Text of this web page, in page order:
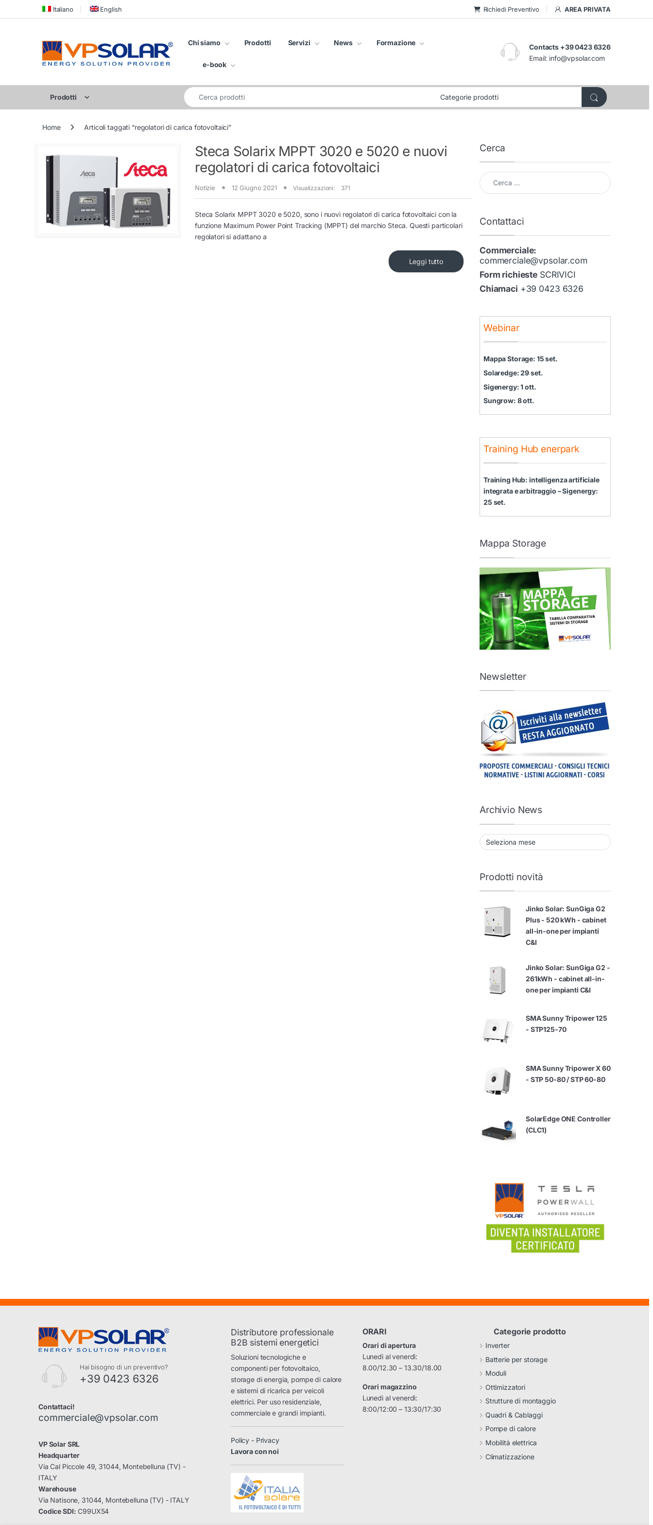
Skip to navigation
Skip to content Italiano English Richiedi Preventivo AREA PRIVATA
Chi siamo Prodotti Servizi News Formazione
e-book
Contacts +39 0423 6326
Email: info@vpsolar.com
Prodotti
Cerca per:
Home Articoli taggati “regolatori di carica fotovoltaici”
Steca Solarix MPPT 3020 e 5020 e nuovi
regolatori di carica fotovoltaici
Notizie 12 Giugno 2021 Visualizzazioni: 371
Steca Solarix MPPT 3020 e 5020, sono i nuovi regolatori di carica fotovoltaici con la
funzione Maximum Power Point Tracking (MPPT) del marchio Steca. Questi particolari
regolatori si adattano a
Leggi tutto
Cerca
Cerca per:
Contattaci
Commerciale:
commerciale@vpsolar.com
Form richieste SCRIVICI
Chiamaci +39 0423 6326
Webinar
Mappa Storage: 15 set.
Solaredge: 29 set.
Sigenergy: 1 ott.
Sungrow: 8 ott.
Training Hub enerpark
Training Hub: intelligenza artificiale
integrata e arbitraggio – Sigenergy:
25 set.
Mappa Storage
Newsletter
Archivio News
Archivio News
Prodotti novità
Jinko Solar: SunGiga G2
Plus - 520 kWh - cabinet
all-in-one per impianti
C&I
Jinko Solar: SunGiga G2 -
261kWh - cabinet all-in-
one per impianti C&I
SMA Sunny Tripower 125
- STP125-70
SMA Sunny Tripower X 60
- STP 50-80 / STP 60-80
SolarEdge ONE Controller
(CLC1)
Hai bisogno di un preventivo?
+39 0423 6326
Contattaci!
commerciale@vpsolar.com
VP Solar SRL
Headquarter
Via Cal Piccole 49, 31044, Montebelluna (TV) -
ITALY
Warehouse
Via Natisone, 31044, Montebelluna (TV) - ITALY
Codice SDI: C99UX54
Distributore professionale
B2B sistemi energetici
Soluzioni tecnologiche e
componenti per fotovoltaico,
storage di energia, pompe di calore
e sistemi di ricarica per veicoli
elettrici. Per uso residenziale,
commerciale e grandi impianti.
Policy - Privacy
Lavora con noi
ORARI
Orari di apertura
Lunedì al venerdì:
8.00/12.30 – 13.30/18.00
Orari magazzino
Lunedì al venerdì:
8:00/12:00 – 13:30/17:30
Categorie prodotto
Inverter
Batterie per storage
Moduli
Ottimizzatori
Strutture di montaggio
Quadri & Cablaggi
Pompe di calore
Mobilità elettrica
Climatizzazione